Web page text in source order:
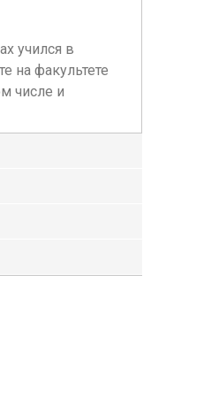
учился в
на факультете
числе и